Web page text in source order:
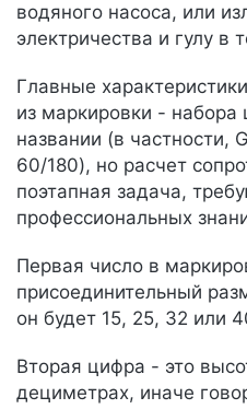
водяного насоса, или
электричества и гулу в
Главные
из маркировки -
названии (в частности,
60/180), но расчет
поэтапная задача,
профессиональных
Первая число в
присоединительный
он будет 15, 25, 32 или
Вторая цифра - это
дециметрах, иначе